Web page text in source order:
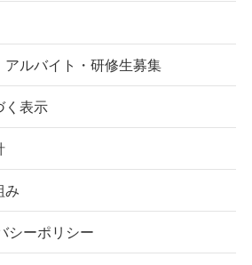
アルバイト・研修生募集
く表示
み
シーポリシー